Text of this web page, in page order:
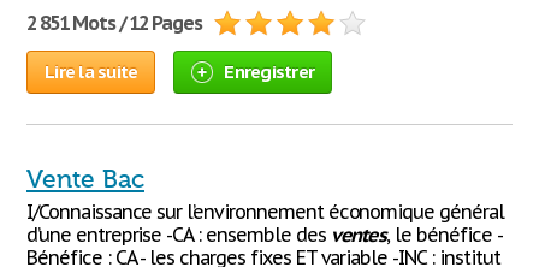
2 851 Mots / 12 Pages
Lire la suite Enregistrer
Vente Bac
I/Connaissance sur l’environnement économique général
d’une entreprise -CA : ensemble des ventes, le bénéfice -
Bénéfice : CA - les charges fixes ET variable -INC : institut